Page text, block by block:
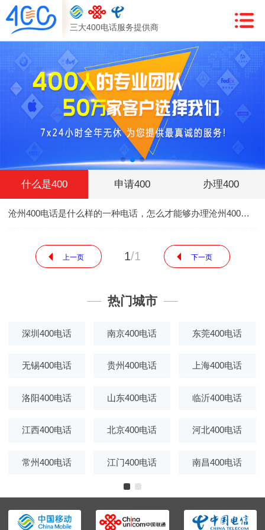
三大400电话服务提供商
什么是400 申请400 办理400
沧州400电话是什么样的一种电话，怎么才能够办理沧州400电话
上一页 1/1 下一页
热门城市
深圳400电话 南京400电话 东莞400电话
无锡400电话 贵州400电话 上海400电话
洛阳400电话 山东400电话 临沂400电话
江西400电话 北京400电话 河北400电话
常州400电话 江门400电话 南昌400电话